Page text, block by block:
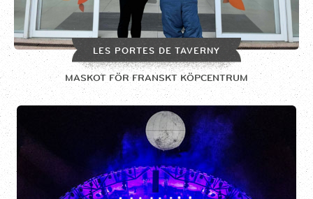
LES PORTES DE TAVERNY
MASKOT FÖR FRANSKT KÖPCENTRUM